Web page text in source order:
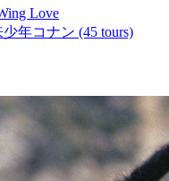
Love
年コナン (45 tours)